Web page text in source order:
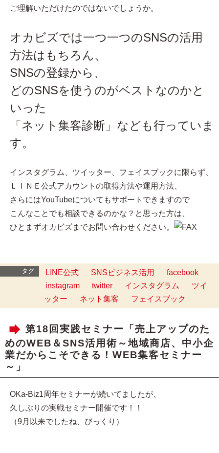
ご理解いただけたのではないでしょうか。
オカビズでは一つ一つのSNSの活用
方法はもちろん、
SNSの登録から、
どのSNSを使うのがベストなのかと
いった
「ネット集客診断」なども行っていま
す。
インスタグラム、ツイッター、フェイスブックに限らず、
ＬＩＮＥ公式アカウントの取得方法や運用方法、
さらにはYouTubeについてもサポートできますので
こんなことでも相談できるのかな？と思った方は、
ひとまずオカビズまでお問い合わせください。
タグ LINE公式 SNSビジネス活用
facebook
instagram
twitter インスタグラム
ツイ
ッター
ネット集客 フェイスブック
第18回実践セミナー「売上アップのた
めのWEB＆SNS活用術～地域商店、中小企
業だからこそできる！WEB集客セミナー
～」
OKa-Biz1周年セミナーが続いてましたが、
久しぶりの実戦セミナー開催です！！
（9月以来でしたね、びっくり）